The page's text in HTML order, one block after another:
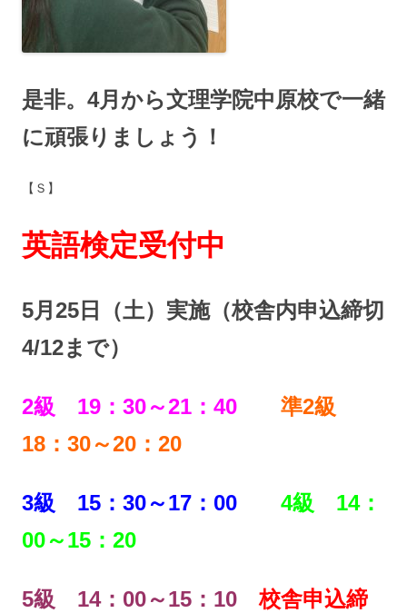
是非。4月から文理学院中原校で一緒
に頑張りましょう！
【Ｓ】
英語検定受付中
5月25日（土）実施（校舎内申込締切
4/12まで）
2級 19：30～21：40
準2級
18：30～20：20
3級 15：30～17：00
4級 14：
00～15：20
5級 14：00～15：10
校舎申込締